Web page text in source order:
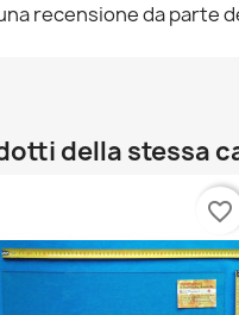
recensione da parte
della stessa
favorite_border